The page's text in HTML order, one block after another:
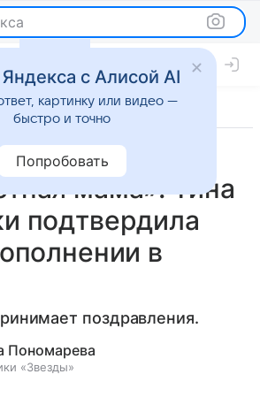
жизнь
мама»: Тина
подтвердила
в
поздравления.
Пономарева
«Звезды»
с Алисой AI
картинку или видео —
быстро и точно
Попробовать